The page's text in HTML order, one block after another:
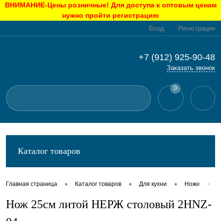
ВНИМАНИЕ-Цены розничные! Для доступа к оптовым ценам
нужно пройти регистрацию
Вход Регистрация
+7 (912) 925-90-48
Заказать звонок
0
Каталог товаров
Главная страница • Каталог товаров • Для кухни • Ножи •
Нож 25см литой НЕРЖ столовый 2HNZ-